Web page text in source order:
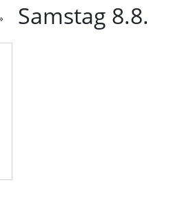
Samstag 8.8.